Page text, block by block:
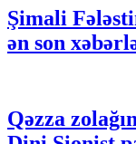
Şimali
ən son
Qəzza